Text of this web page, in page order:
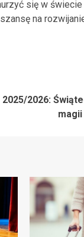
się w
na
2026: